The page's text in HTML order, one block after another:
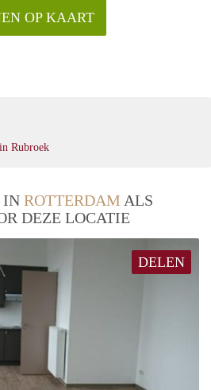
OP KAART
Rubroek
IN ROTTERDAM ALS
DEZE LOCATIE
DELEN